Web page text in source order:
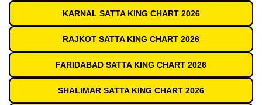
KARNAL SATTA KING CHART 2026
RAJKOT SATTA KING CHART 2026
FARIDABAD SATTA KING CHART 2026
SHALIMAR SATTA KING CHART 2026